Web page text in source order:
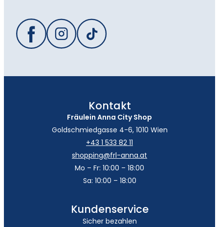
Kontakt
Fräulein Anna City Shop
Goldschmiedgasse 4-6, 1010 Wien
+43 1 533 82 11
shopping@frl-anna.at
Mo – Fr: 10:00 – 18:00
Sa: 10:00 – 18:00
Kundenservice
Sicher bezahlen